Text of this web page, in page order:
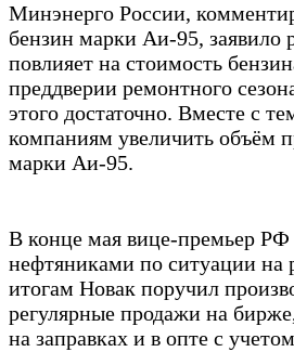
Минэнерго России,
бензин марки Аи-95, заявило
повлияет на стоимость
преддверии ремонтного
этого достаточно. Вместе с
компаниям увеличить объём
марки Аи-95.
В конце мая вице-премьер
нефтяниками по ситуации на
итогам Новак поручил
регулярные продажи на
на заправках и в опте с